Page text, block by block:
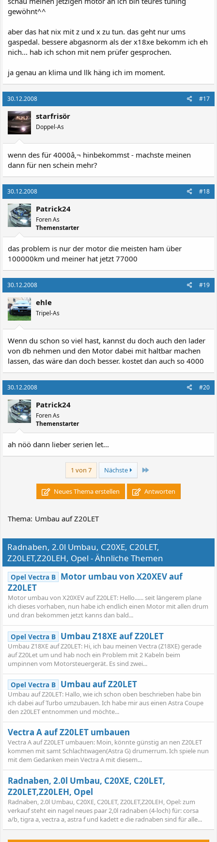
gewöhnt^^
aber das hat nix mit z und x zu tun. das geht nur ums
gaspedal. bessere abgasnorm als der x18xe bekomm ich eh
nich... hab ich schon mit nem prüfer gesprochen.
ja genau an klima und llk häng ich im moment.
30.12.2008 #17
starfrisör
Doppel-As
wenn des für 4000â‚¬ hinbekommst - machste meinen
dann für nen schein mehr?
30.12.2008 #18
Patrick24
Foren As
Themenstarter
das problem is nur der motor die meisten ham über
100000km und meiner hat jetzt 77000
30.12.2008 #19
ehle
Tripel-As
Wenn du schon so viel hast, kannst du doch auch den lader
von db nehmen und den Motor dabei mit haltbar machen
lassen, das wäre dan doch besser. kostet dan auch so 4000
30.12.2008 #20
Patrick24
Foren As
Themenstarter
ah nöö dann lieber serien let...
1 von 7 Nächste Letzte
Neues Thema erstellen Antworten
Thema: Umbau auf Z20LET
Radnaben, 2.0l Umbau, C20XE, C20LET,
Z20LET,Z20LEH, Opel - Ähnliche Themen
Opel Vectra B Motor umbau von X20XEV auf
Z20LET
Motor umbau von X20XEV auf Z20LET: Hello...... seit längerem plane
ich dieses vorhaben, nun habe ich endlich einen Motor mit allen drum
und dran bekommen jetzt kanns dan bald...
Opel Vectra B Umbau Z18XE auf Z20LET
Umbau Z18XE auf Z20LET: Hi, ich bau meinen Vectra (Z18XE) gerade
auf Z20Let um und hab noch ein Problem mit 2 Kabeln beim
umpinnen vom Motorsteuergerät. Es sind zwei...
Opel Vectra B Umbau auf Z20LET
Umbau auf Z20LET: Hallo, wie ich schon oben beschrieben habe bin
ich dabei auf Turbo umzubauen. Ich habe mir aus einen Astra Coupe
den z20LET entnommen und möchte...
Vectra A auf Z20LET umbauen
Vectra A auf Z20LET umbauen: Moin, könnte günstig an nen Z20LET
kommen mit samt Schlachtwagen(Astra G) drumerrum. Ich spiele nun
mit dem Gedanken mein Vectra A mit diesem...
Radnaben, 2.0l Umbau, C20XE, C20LET,
Z20LET,Z20LEH, Opel
Radnaben, 2.0l Umbau, C20XE, C20LET, Z20LET,Z20LEH, Opel: zum
verkauf steht ein nagel neues paar 2,0l radnaben (4-loch) für: corsa
a/b, tigra a, vectra a, astra f und kadett e die radnaben sind für alle...